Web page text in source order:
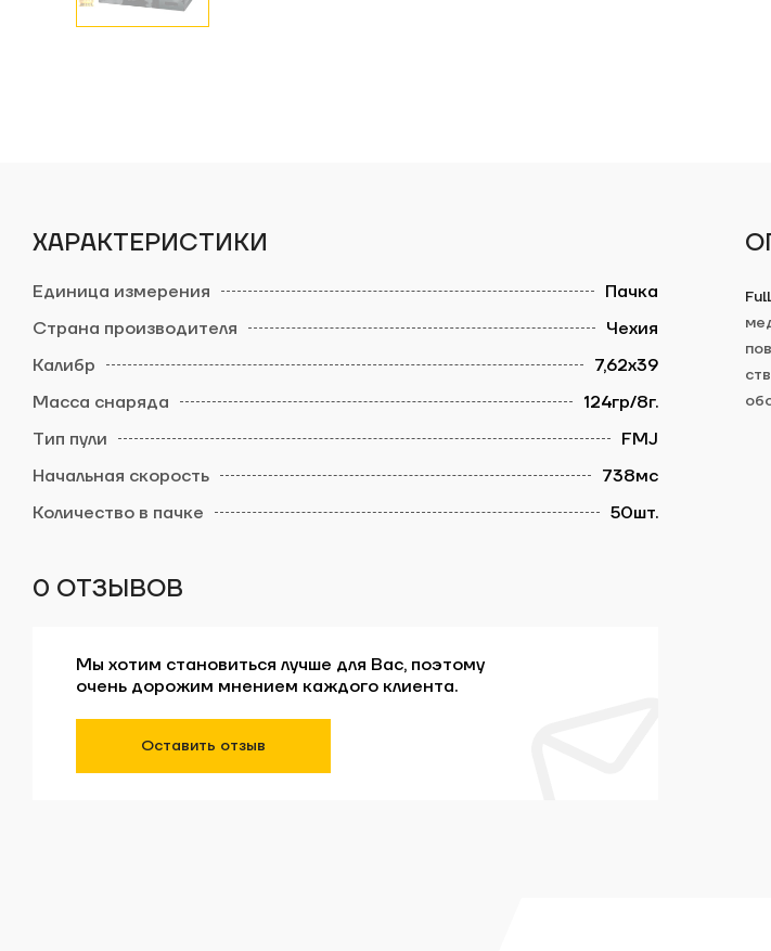
ХАРАКТЕРИСТИКИ
Пачка
Чехия
7,62х39
124гр/8г.
FMJ
738мс
50шт.
0 ОТЗЫВОВ
Мы хотим становиться лучше для Вас, поэтому
очень дорожим мнением каждого клиента.
Оставить отзыв
Оцените публикацию: